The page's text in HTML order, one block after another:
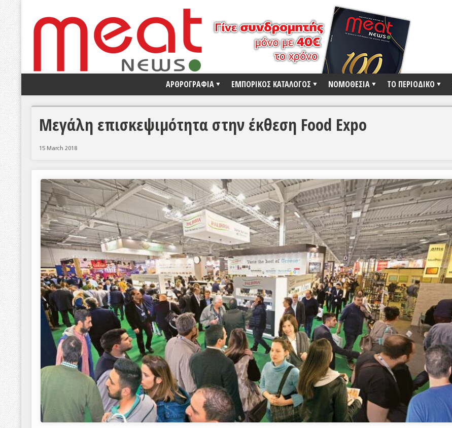
ΑΡΘΡΟΓΡΑΦΙΑ ΕΜΠΟΡΙΚΟΣ ΚΑΤΑΛΟΓΟΣ ΝΟΜΟΘΕΣΙΑ ΤΟ ΠΕΡΙΟΔΙΚΟ
Μεγάλη επισκεψιμότητα στην έκθεση Food Expo
15 March 2018